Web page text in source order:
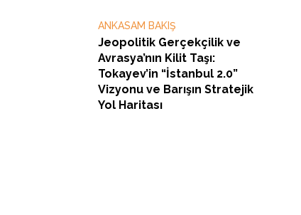
ANKASAM BAKIŞ
Jeopolitik Gerçekçilik ve
Avrasya’nın Kilit Taşı:
Tokayev’in “İstanbul 2.0”
Vizyonu ve Barışın Stratejik
Yol Haritası